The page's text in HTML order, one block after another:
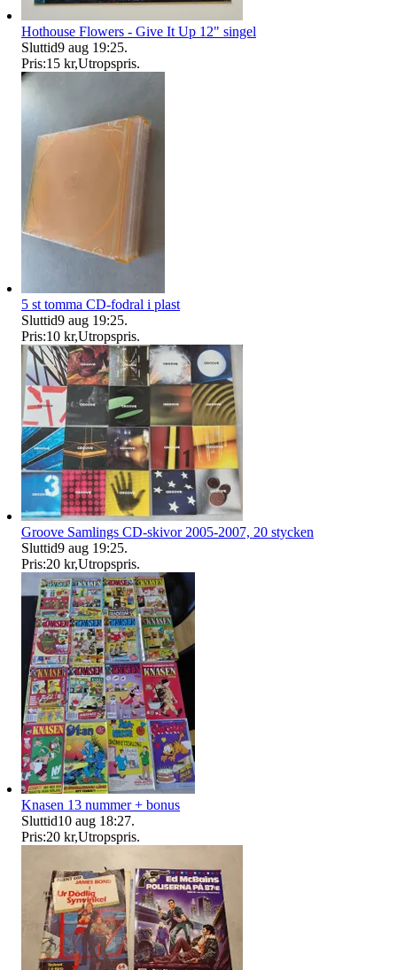
Hothouse Flowers - Give It Up 12" singel
Sluttid9 aug 19:25.
Pris:15 kr,Utropspris.
5 st tomma CD-fodral i plast
Sluttid9 aug 19:25.
Pris:10 kr,Utropspris.
Groove Samlings CD-skivor 2005-2007, 20 stycken
Sluttid9 aug 19:25.
Pris:20 kr,Utropspris.
Knasen 13 nummer + bonus
Sluttid10 aug 18:27.
Pris:20 kr,Utropspris.